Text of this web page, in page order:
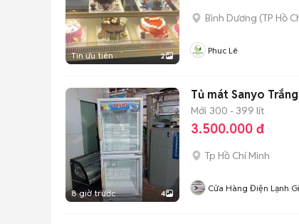
Tin ưu tiên 2
Bình Dương (TP Hồ
Phuc Lê
8 giờ trước 4
Tủ mát Sanyo
Mới 300 - 399 lít
3.500.000 đ
Tp Hồ Chí Minh
Cửa Hàng Điện Lạnh